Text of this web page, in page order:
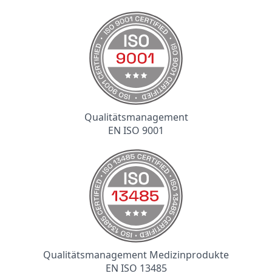
Qualitätsmanagement
EN ISO 9001
Qualitätsmanagement Medizinprodukte
EN ISO 13485